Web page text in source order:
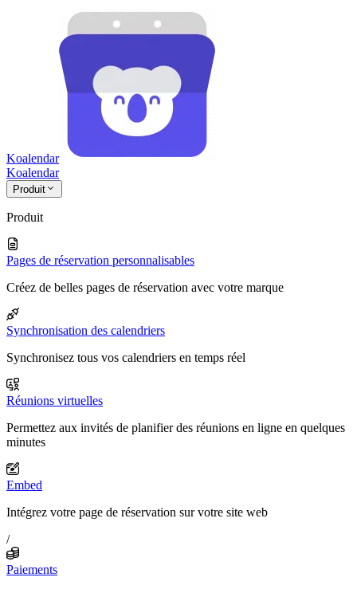
Koalendar
Koalendar
Produit
Produit
Pages de réservation personnalisables
Créez de belles pages de réservation avec votre marque
Synchronisation des calendriers
Synchronisez tous vos calendriers en temps réel
Réunions virtuelles
Permettez aux invités de planifier des réunions en ligne en quelques
minutes
Embed
Intégrez votre page de réservation sur votre site web
/
Paiements